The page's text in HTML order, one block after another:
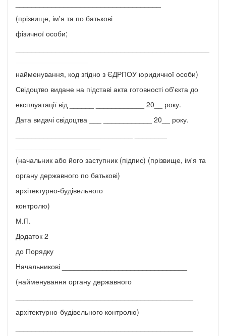
(прізвище, ім'я та по батькові
фізичної особи;
найменування, код згідно з ЄДРПОУ юридичної особи)
Свідоцтво видане на підставі акта готовності об'єкта до
експлуатації від ______ ____________ 20__ року.
Дата видачі свідоцтва ___ ____________ 20__ року.
(начальник або його заступник (підпис) (прізвище, ім'я та
органу державного по батькові)
архітектурно-будівельного
контролю)
М.П.
Додаток 2
до Порядку
Начальникові _______________________________
(найменування органу державного
архітектурно-будівельного контролю)